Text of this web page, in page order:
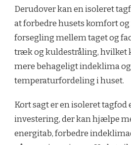
Derudover kan en isoleret
at forbedre husets komfort
forsegling mellem taget og
træk og kuldestråling, hvilket
mere behageligt indeklima
temperaturfordeling i huset.
Kort sagt er en isoleret tagfod
investering, der kan hjælpe
energitab, forbedre